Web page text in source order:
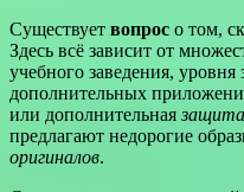
Существует вопрос о том,
Здесь всё зависит от
учебного заведения,
дополнительных
или дополнительнаязащита
предлагают недорогие
оригиналов.